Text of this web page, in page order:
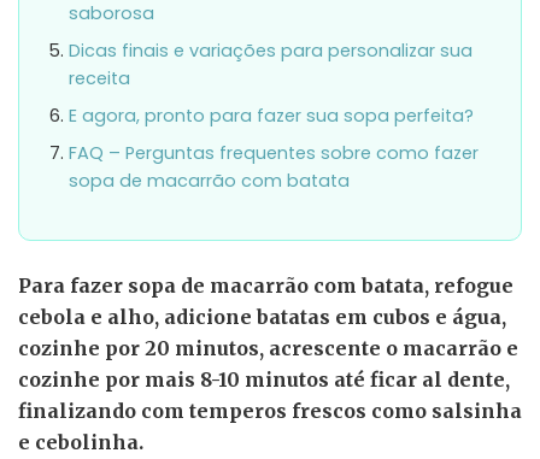
saborosa
Dicas finais e variações para personalizar sua
receita
E agora, pronto para fazer sua sopa perfeita?
FAQ – Perguntas frequentes sobre como fazer
sopa de macarrão com batata
Para fazer sopa de macarrão com batata, refogue
cebola e alho, adicione batatas em cubos e água,
cozinhe por 20 minutos, acrescente o macarrão e
cozinhe por mais 8-10 minutos até ficar al dente,
finalizando com temperos frescos como salsinha
e cebolinha.